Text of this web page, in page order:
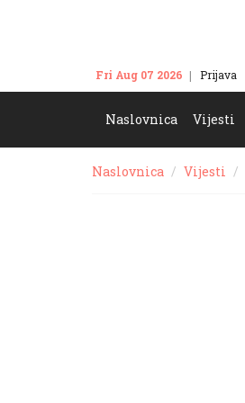
Fri Aug 07 2026 Prijava
Naslovnica Vijesti
Naslovnica Vijesti